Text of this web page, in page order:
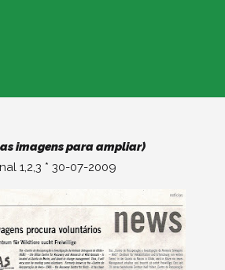
imagens para ampliar)
1,2,3 * 30-07-2009